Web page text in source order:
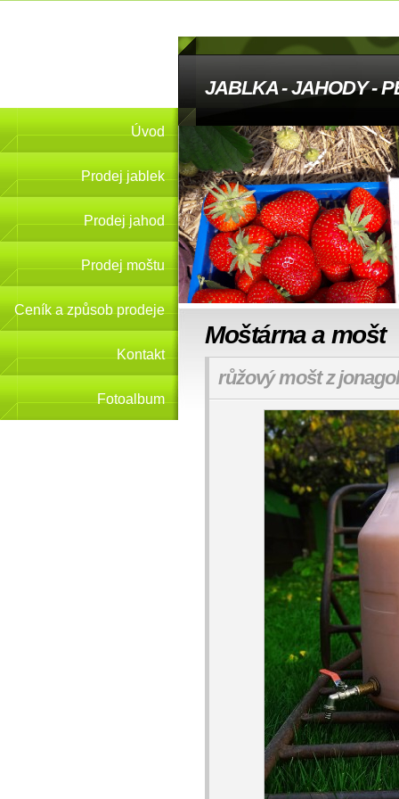
JABLKA - JAHODY -
Úvod
Prodej jablek
Prodej jahod
Prodej moštu
Ceník a způsob prodeje
Kontakt
Fotoalbum
Moštárna a mošt
růžový mošt z